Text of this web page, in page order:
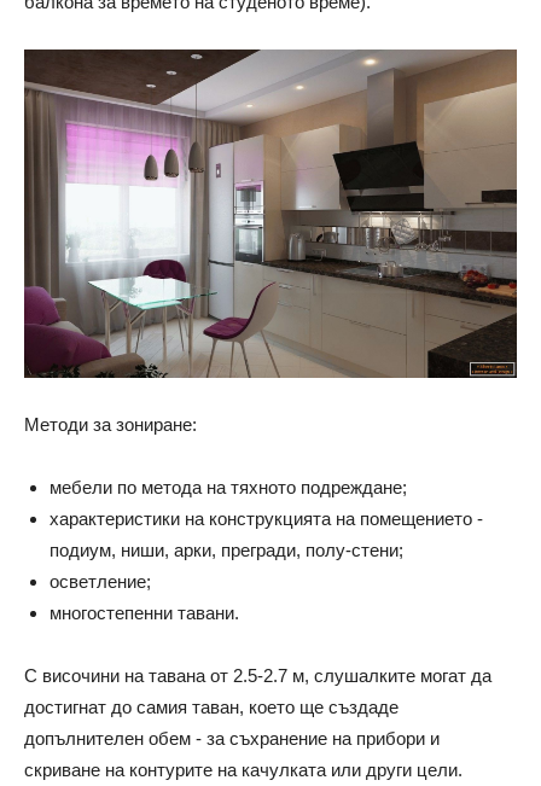
Методи за зониране:
мебели по метода на тяхното подреждане;
характеристики на конструкцията на помещението -
подиум, ниши, арки, прегради, полу-стени;
осветление;
многостепенни тавани.
С височини на тавана от 2.5-2.7 м, слушалките могат да
достигнат до самия таван, което ще създаде
допълнителен обем - за съхранение на прибори и
скриване на контурите на качулката или други цели.